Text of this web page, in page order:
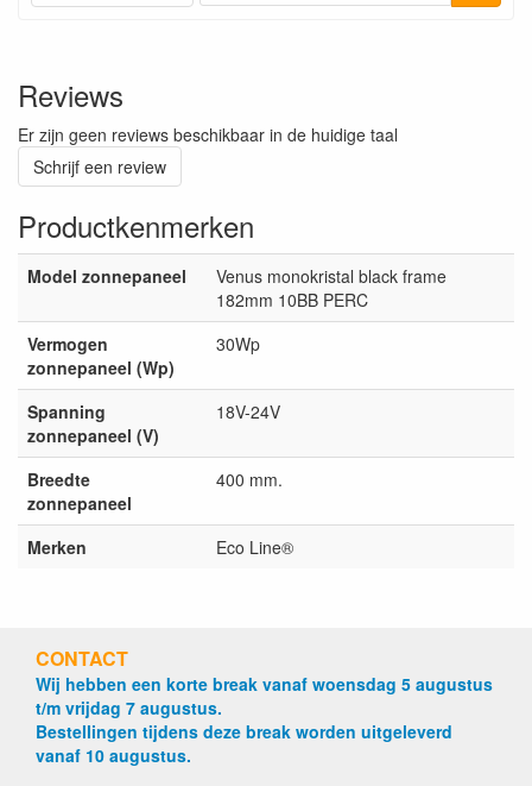
Reviews
Er zijn geen reviews beschikbaar in de huidige taal
Schrijf een review
Productkenmerken
Model zonnepaneel
Venus monokristal black frame
182mm 10BB PERC
Vermogen
zonnepaneel (Wp)
30Wp
Spanning
zonnepaneel (V)
18V-24V
Breedte
zonnepaneel
400 mm.
Merken Eco Line®
CONTACT
Wij hebben een korte break vanaf woensdag 5 augustus
t/m vrijdag 7 augustus.
Bestellingen tijdens deze break worden uitgeleverd
vanaf 10 augustus.